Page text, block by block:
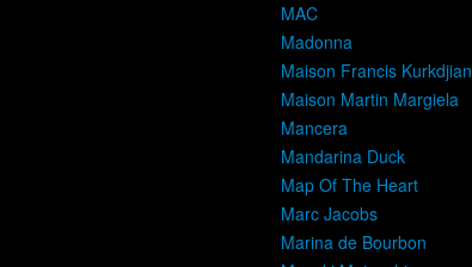
MAC
Madonna
Maison Francis Kurkdjian
Maison Martin Margiela
Mancera
Mandarina Duck
Map Of The Heart
Marc Jacobs
Marina de Bourbon